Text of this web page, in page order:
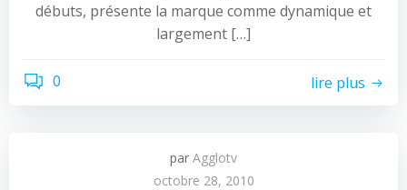
débuts, présente la marque comme dynamique et
largement […]
0 lire plus
par Agglotv
octobre 28, 2010